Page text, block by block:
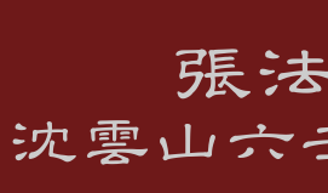
沈雲山六
張